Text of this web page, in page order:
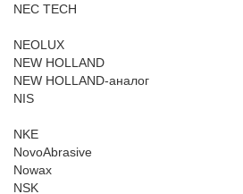
NEC TECH
NEOLUX
NEW HOLLAND
NEW HOLLAND-аналог
NIS
NKE
NovoAbrasive
Nowax
NSK